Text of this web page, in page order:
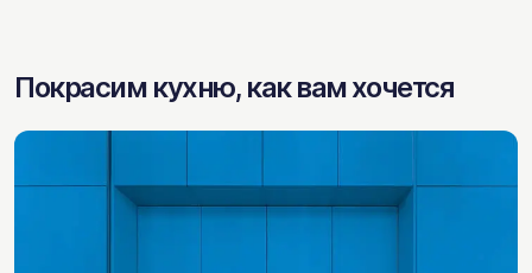
Покрасим кухню, как вам хочется